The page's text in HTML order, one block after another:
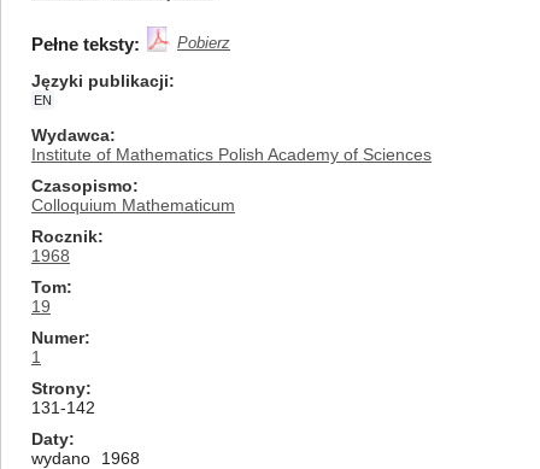
Pełne teksty: Pobierz
Języki publikacji
EN
Wydawca
Institute of Mathematics Polish Academy of Sciences
Czasopismo
Colloquium Mathematicum
Rocznik
1968
Tom
19
Numer
1
Strony
131-142
Daty
wydano
1968